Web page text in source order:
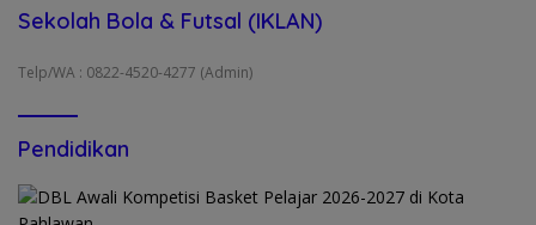
Sekolah Bola & Futsal (IKLAN)
Telp/WA : 0822-4520-4277 (Admin)
Pendidikan